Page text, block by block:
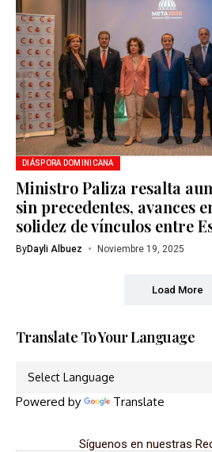
DIÁSPORA DOMINICANA
Ministro Paliza resalta
sin precedentes, avances
solidez de vínculos entre
ByDayli Albuez Noviembre 19, 2025
Load More
Translate To Your Language
Powered by Translate
Síguenos en nuestras